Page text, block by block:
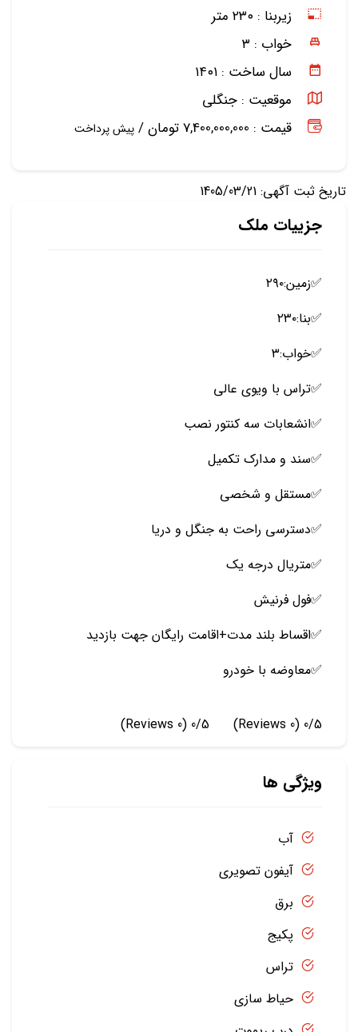
زیربنا : ۲۳۰ متر
خواب : ۳
سال ساخت : ۱۴۰۱
موقعیت : جنگلی
قیمت : 7,400,000,000 تومان /
پیش پرداخت
تاریخ ثبت آگهی: 1405/03/21
جزییات ملک
✅️زمین:۲۹۰
✅️بنا:۲۳۰
✅️خواب:۳
✅️تراس با ویوی عالی
✅انشعابات سه کنتور نصب
️✅️سند و مدارک تکمیل
✅️مستقل و شخصی
✅️دسترسی راحت به جنگل و دریا
✅️متریال درجه یک
✅️فول فرنیش
✅️اقساط بلند مدت+اقامت رایگان جهت بازدید
✅️معاوضه با خودرو
0/5
(0 Reviews)
0/5
(0 Reviews)
ویژگی ها
آب
آیفون تصویری
برق
پکیج
تراس
حیاط سازی